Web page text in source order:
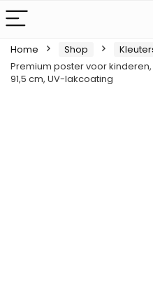
Home Shop
Premium poster voor
91,5 cm, UV-lakcoating